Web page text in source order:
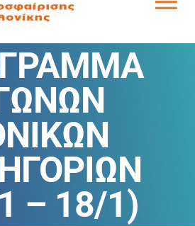
– 18/1)